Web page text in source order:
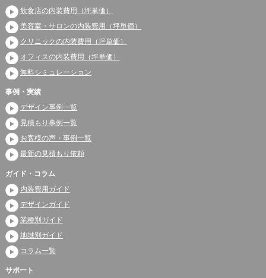
飲食店の内装費用（坪単価）
美容室・サロンの内装費用（坪単価）
クリニックの内装費用（坪単価）
オフィスの内装費用（坪単価）
無料シミュレーション
事例・実績
デザイン事例一覧
見積もり事例一覧
お客様の声・事例一覧
最新の見積もり依頼
ガイド・コラム
内装費用ガイド
デザインガイド
業種別ガイド
地域別ガイド
コラム一覧
サポート